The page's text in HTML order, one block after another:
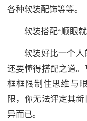
各种软装配饰等等。
软装搭配“顺眼
软装好比一个人
还要懂得搭配之道
框框限制住思维与
限，你无法评定其
异而已。